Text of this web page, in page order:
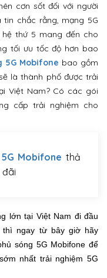
cơn sốt đối với người
chắc rằng, mạng 5G
thứ 5 mang đến cho
tối ưu tốc độ hơn bao
5G Mobifone bao gồm
là thành phố được trải
Việt Nam? Có các gói
cấp trải nghiệm cho
Mobifone thả
đãi
lớn tại Việt Nam đi đầu
thì ngay từ bây giờ hãy
sóng 5G Mobifone để
nhất trải nghiệm 5G